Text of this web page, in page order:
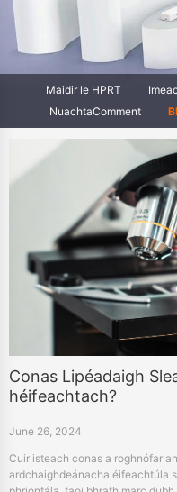
Maidir le HPRT
NuachtaComment
Conas Lipéadaigh
héifeachtach?
June 26, 2024
Cuir isteach conas a roghnófar
ardchaighdeánacha éifeachtúla